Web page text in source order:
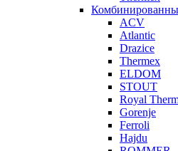
ACV
Atlantic
Drazice
Thermex
ELDOM
STOUT
Royal
Gorenje
Ferroli
Hajdu